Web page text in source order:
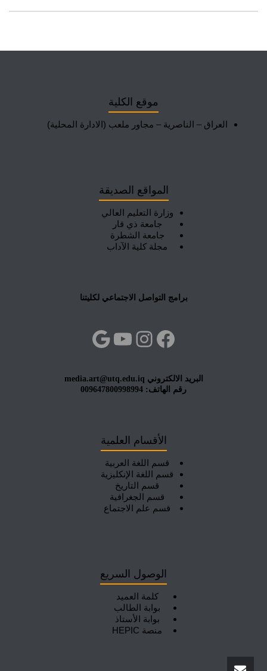
موقع الكلية
العراق – الناصرية – مجاور ملعب (الادارة المحلية)
المواقع الصديقة
وزارة التعليم العالي
جامعة ذي قار
جامعة الشطرة
مجلة كلية الآداب
برامج التواصل الاجتماعي لكليتنا
فيسبوك
إنستجرام
يوتيوب
البريد الالكتروني media.art@utq.edu.iq
رقم الهاتف: 009647800998994
الأقسام العلمية
قسم اللغة العربية
قسم اللغة الإنكليزية
قسم التاريخ
قسم الجغرافية
قسم علم الاجتماع
الوصول السريع
كلمة العميد
بوابة الطالب
بوابة الأستاذ
منصة HEPIC